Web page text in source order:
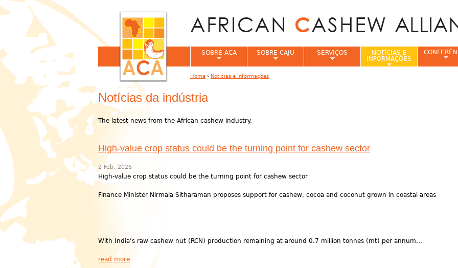
Notícias da indústria
The latest news from the African cashew industry.
High-value crop status could be the turning point for cashew sector
2 Feb, 2026
High-value crop status could be the turning point for cashew sector
Finance Minister Nirmala Sitharaman proposes support for cashew, cocoa and coconut grown in coastal areas
With India’s raw cashew nut (RCN) production remaining at around 0.7 million tonnes (mt) per annum...
read more
SOBRE ACA SOBRE CAJU SERVIÇOS
NOTÍCIAS E
INFORMAÇÕES
Home › Notícias e Informações